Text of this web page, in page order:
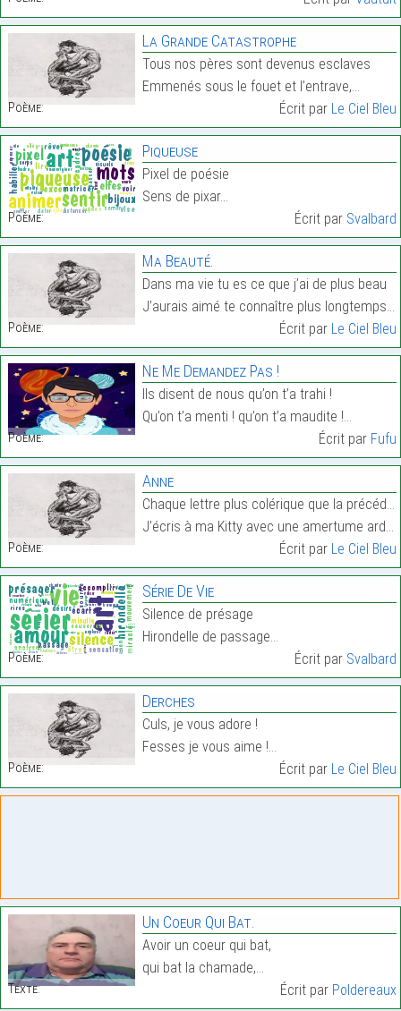
Poème:
La Grande Catastrophe
Tous nos pères sont devenus esclaves
Emmenés sous le fouet et l’entrave,…
Écrit par Le Ciel Bleu
Poème:
Piqueuse
Pixel de poésie
Sens de pixar…
Écrit par Svalbard
Poème:
Ma Beauté.
Dans ma vie tu es ce que j’ai de plus beau
J’aurais aimé te connaître plus longtemps, plus tô…
Écrit par Le Ciel Bleu
Poème:
Ne Me Demandez Pas !
Ils disent de nous qu’on t’a trahi !
Qu’on t’a menti ! qu’on t’a maudite !…
Écrit par Fufu
Poème:
Anne
Chaque lettre plus colérique que la précédente
J’écris à ma Kitty avec une amertume ardente…
Écrit par Le Ciel Bleu
Poème:
Série De Vie
Silence de présage
Hirondelle de passage…
Écrit par Svalbard
Poème:
Derches
Culs, je vous adore !
Fesses je vous aime !…
Écrit par Le Ciel Bleu
Texte:
Un Coeur Qui Bat.
Avoir un coeur qui bat,
qui bat la chamade,…
Écrit par Poldereaux